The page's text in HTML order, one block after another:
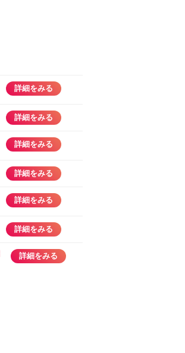
詳細をみる
詳細をみる
詳細をみる
詳細をみる
詳細をみる
詳細をみる
詳細をみる